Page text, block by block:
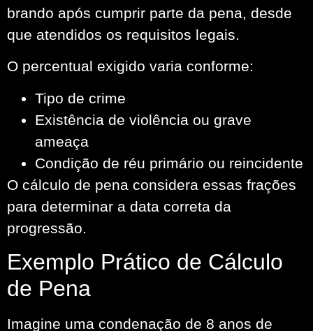
brando após cumprir parte da pena, desde
que atendidos os requisitos legais.
O percentual exigido varia conforme:
Tipo de crime
Existência de violência ou grave
ameaça
Condição de réu primário ou reincidente
O cálculo de pena considera essas frações
para determinar a data correta da
progressão.
Exemplo Prático de Cálculo
de Pena
Imagine uma condenação de 8 anos de